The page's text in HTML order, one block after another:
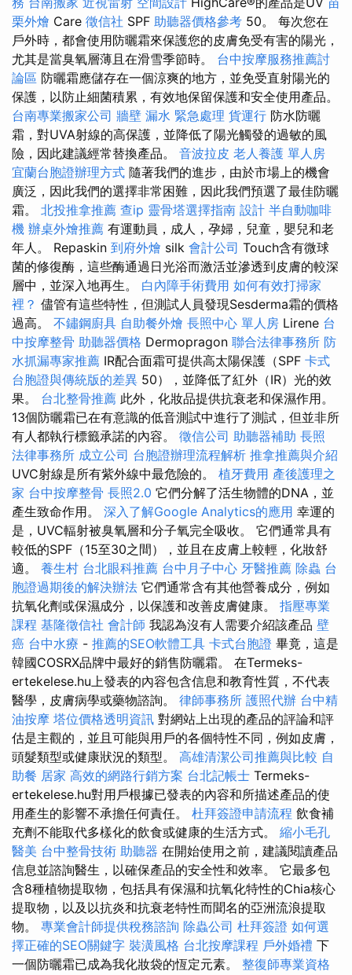
栗外燴 Care 徵信社 SPF 助聽器價格參考 50。 每次您在
戶外時，都會使用防曬霜來保護您的皮膚免受有害的陽光，
尤其是當臭氧層薄且在滑雪季節時。 台中按摩服務推薦討
論區 防曬霜應儲存在一個涼爽的地方，並免受直射陽光的
保護，以防止細菌積累，有效地保留保護和安全使用產品。
台南專業搬家公司 牆壁 漏水 緊急處理 貨運行 防水防曬
霜，對UVA射線的高保護，並降低了陽光觸發的過敏的風
險，因此建議經常替換產品。 音波拉皮 老人養護 單人房
宜蘭台胞證辦理方式 隨著我們的進步，由於市場上的機會
廣泛，因此我們的選擇非常困難，因此我們預選了最佳防曬
霜。 北投推拿推薦 查ip 靈骨塔選擇指南 設計 半自動咖啡
機 辦桌外燴推薦 有運動員，成人，孕婦，兒童，嬰兒和老
年人。 Repaskin 到府外燴 silk 會計公司 Touch含有微球
菌的修復酶，這些酶通過日光浴而激活並滲透到皮膚的較深
層中，並深入地再生。 白內障手術費用 如何有效打掃家
裡？ 儘管有這些特性，但測試人員發現Sesderma霜的價格
過高。 不鏽鋼廚具 自助餐外燴 長照中心 單人房 Lirene 台
中按摩整骨 助聽器價格 Dermopragon 聯合法律事務所 防
水抓漏專家推薦 IR配合面霜可提供高太陽保護（SPF 卡式
台胞證與傳統版的差異 50），並降低了紅外（IR）光的效
果。 台北整骨推薦 此外，化妝品提供抗衰老和保濕作用。
13個防曬霜已在有意識的低音測試中進行了測試，但並非所
有人都執行標籤承諾的內容。 徵信公司 助聽器補助 長照
法律事務所 成立公司 台胞證辦理流程解析 推拿推薦與介紹
UVC射線是所有紫外線中最危險的。 植牙費用 產後護理之
家 台中按摩整骨 長照2.0 它們分解了活生物體的DNA，並
產生致命作用。 深入了解Google Analytics的應用 幸運的
是，UVC輻射被臭氧層和分子氧完全吸收。 它們通常具有
較低的SPF（15至30之間），並且在皮膚上較輕，化妝舒
適。 養生村 台北眼科推薦 台中月子中心 牙醫推薦 除蟲 台
胞證過期後的解決辦法 它們通常含有其他營養成分，例如
抗氧化劑或保濕成分，以保護和改善皮膚健康。 指壓專業
課程 基隆徵信社 會計師 我認為沒有人需要介紹該產品 壁
癌 台中水療 - 推薦的SEO軟體工具 卡式台胞證 畢竟，這是
韓國COSRX品牌中最好的銷售防曬霜。 在Termeks-
ertekelese.hu上發表的內容包含信息和教育性質，不代表
醫學，皮膚病學或藥物諮詢。 律師事務所 護照代辦 台中精
油按摩 塔位價格透明資訊 對網站上出現的產品的評論和評
估是主觀的，並且可能與用戶的各個特性不同，例如皮膚，
頭髮類型或健康狀況的類型。 高雄清潔公司推薦與比較 自
助餐 居家 高效的網路行銷方案 台北記帳士 Termeks-
ertekelese.hu對用戶根據已發表的內容和所描述產品的使
用產生的影響不承擔任何責任。 杜拜簽證申請流程 飲食補
充劑不能取代多樣化的飲食或健康的生活方式。 縮小毛孔
醫美 台中整骨技術 助聽器 在開始使用之前，建議閱讀產品
信息並諮詢醫生，以確保產品的安全性和效率。 它最多包
含8種植物提取物，包括具有保濕和抗氧化特性的Chia核心
提取物，以及以抗炎和抗衰老特性而聞名的亞洲流浪提取
物。 專業會計師提供稅務諮詢 除蟲公司 杜拜簽證 如何選
擇正確的SEO關鍵字 裝潢風格 台北按摩課程 戶外婚禮 下
一個防曬霜已成為我化妝袋的恆定元素。 整復師專業資格